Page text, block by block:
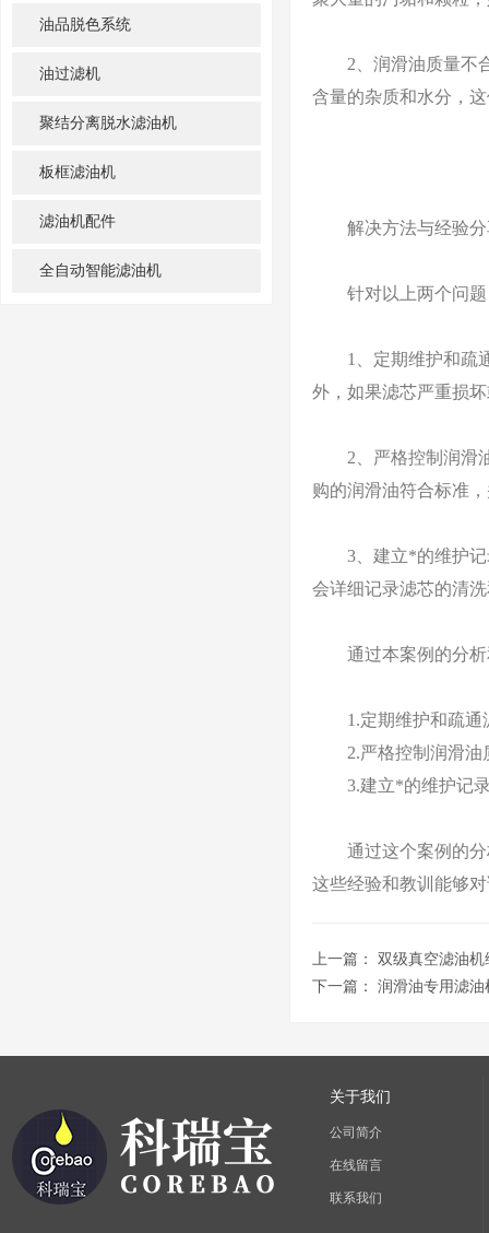
油品脱色系统
油过滤机
聚结分离脱水滤油机
板框滤油机
滤油机配件
全自动智能滤油机
2、润滑油质量不合
含量的杂质和水分，
解决方法与经验分
针对以上两个问题
1、定期维护和疏通
外，如果滤芯严重损
2、严格控制润滑油
购的润滑油符合标准
3、建立*的维护记
会详细记录滤芯的清
通过本案例的分析
1.定期维护和疏通
2.严格控制润滑油
3.建立*的维护记录
通过这个案例的分
这些经验和教训能够
上一篇： 双级真空滤油
下一篇： 润滑油专用滤
关于我们
公司简介
在线留言
联系我们